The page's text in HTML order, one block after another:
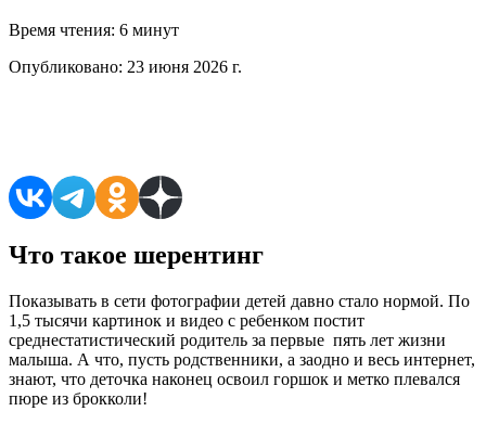
Время чтения: 6 минут
Опубликовано: 23 июня 2026 г.
Что такое шерентинг
Показывать в сети фотографии детей давно стало нормой. По
1,5 тысячи картинок и видео с ребенком постит
среднестатистический родитель за первые пять лет жизни
малыша. А что, пусть родственники, а заодно и весь интернет,
знают, что деточка наконец освоил горшок и метко плевался
пюре из брокколи!